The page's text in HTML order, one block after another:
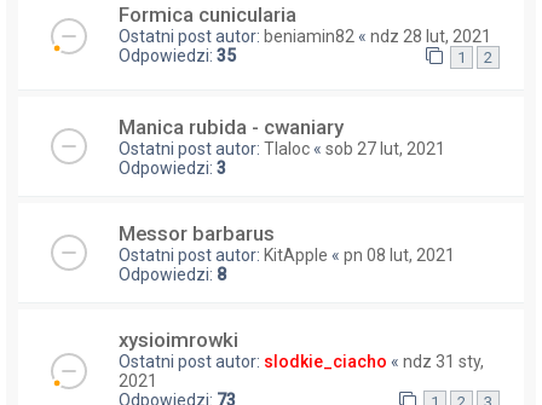
Formica cunicularia
Ostatni post autor: beniamin82 « ndz 28 lut, 2021
Odpowiedzi: 35 1 2
Manica rubida - cwaniary
Ostatni post autor: Tlaloc « sob 27 lut, 2021
Odpowiedzi: 3
Messor barbarus
Ostatni post autor: KitApple « pn 08 lut, 2021
Odpowiedzi: 8
xysioimrowki
Ostatni post autor: slodkie_ciacho « ndz 31 sty,
2021
Odpowiedzi: 73